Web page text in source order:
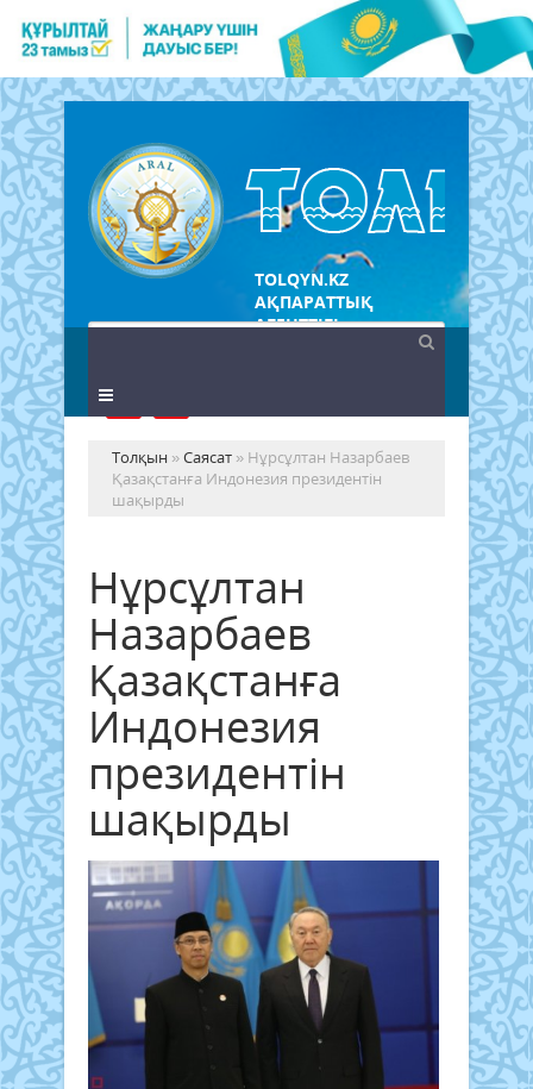
TOLQYN.KZ
АҚПАРАТТЫҚ
АГЕНТТІГІ
Толқын »Саясат » Нұрсұлтан Назарбаев
Қазақстанға Индонезия президентін
шақырды
Нұрсұлтан
Назарбаев
Қазақстанға
Индонезия
президентін
шақырды